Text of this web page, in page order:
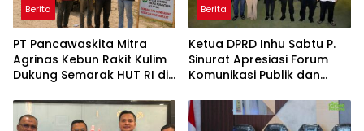
Berita
‎PT Pancawaskita Mitra
Agrinas Kebun Rakit Kulim
Dukung Semarak HUT RI di
Berita
Ketua DPRD Inhu Sabtu P.
Sinurat Apresiasi Forum
Komunikasi Publik dan